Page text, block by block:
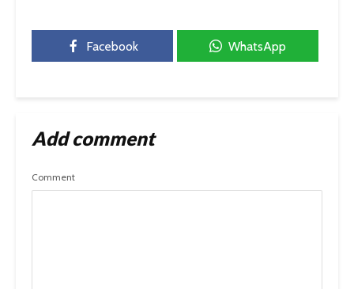
Facebook WhatsApp
Add comment
Comment